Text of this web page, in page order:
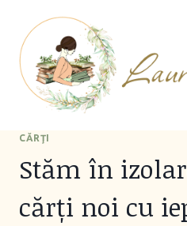
content
CĂRŢI
Stăm în
cărți noi cu